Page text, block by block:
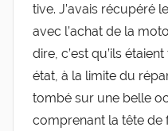
tive. J’a­vais récu­pé­ré
avec l’a­chat de la
dire, c’est qu’ils
état, à la limite du
tom­bé sur une belle
com­pre­nant la tête de